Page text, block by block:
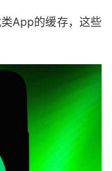
App的缓存，这些